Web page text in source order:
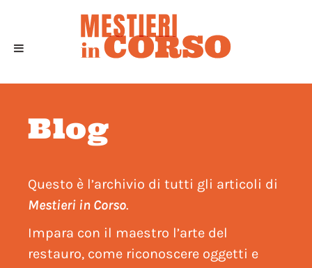
Blog
Questo è l’archivio di tutti gli articoli di
Mestieri in Corso.
Impara con il maestro l’arte del
restauro, come riconoscere oggetti e